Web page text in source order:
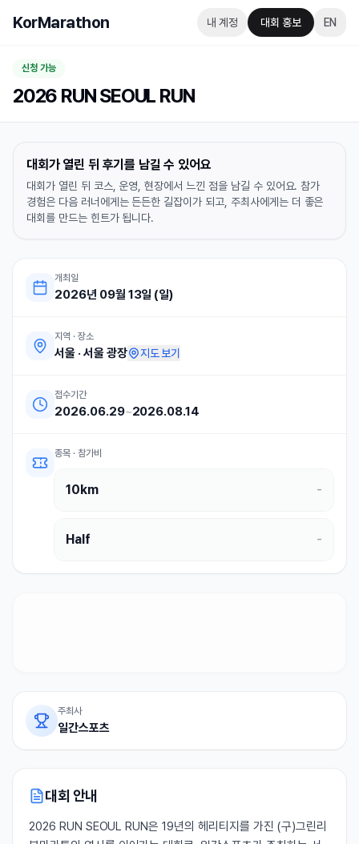
KorMarathon 내 계정 대회 홍보 EN
신청 가능
2026 RUN SEOUL RUN
대회가 열린 뒤 후기를 남길 수 있어요
대회가 열린 뒤 코스, 운영, 현장에서 느낀 점을 남길 수 있어요. 참가
경험은 다음 러너에게는 든든한 길잡이가 되고, 주최사에게는 더 좋은
대회를 만드는 힌트가 됩니다.
개최일
2026년 09월 13일 (일)
지역 · 장소
서울· 서울 광장 지도 보기
접수기간
2026.06.29~2026.08.14
종목 · 참가비
10km -
Half -
주최사
일간스포츠
대회 안내
2026 RUN SEOUL RUN은 19년의 헤리티지를 가진 (구)그린리